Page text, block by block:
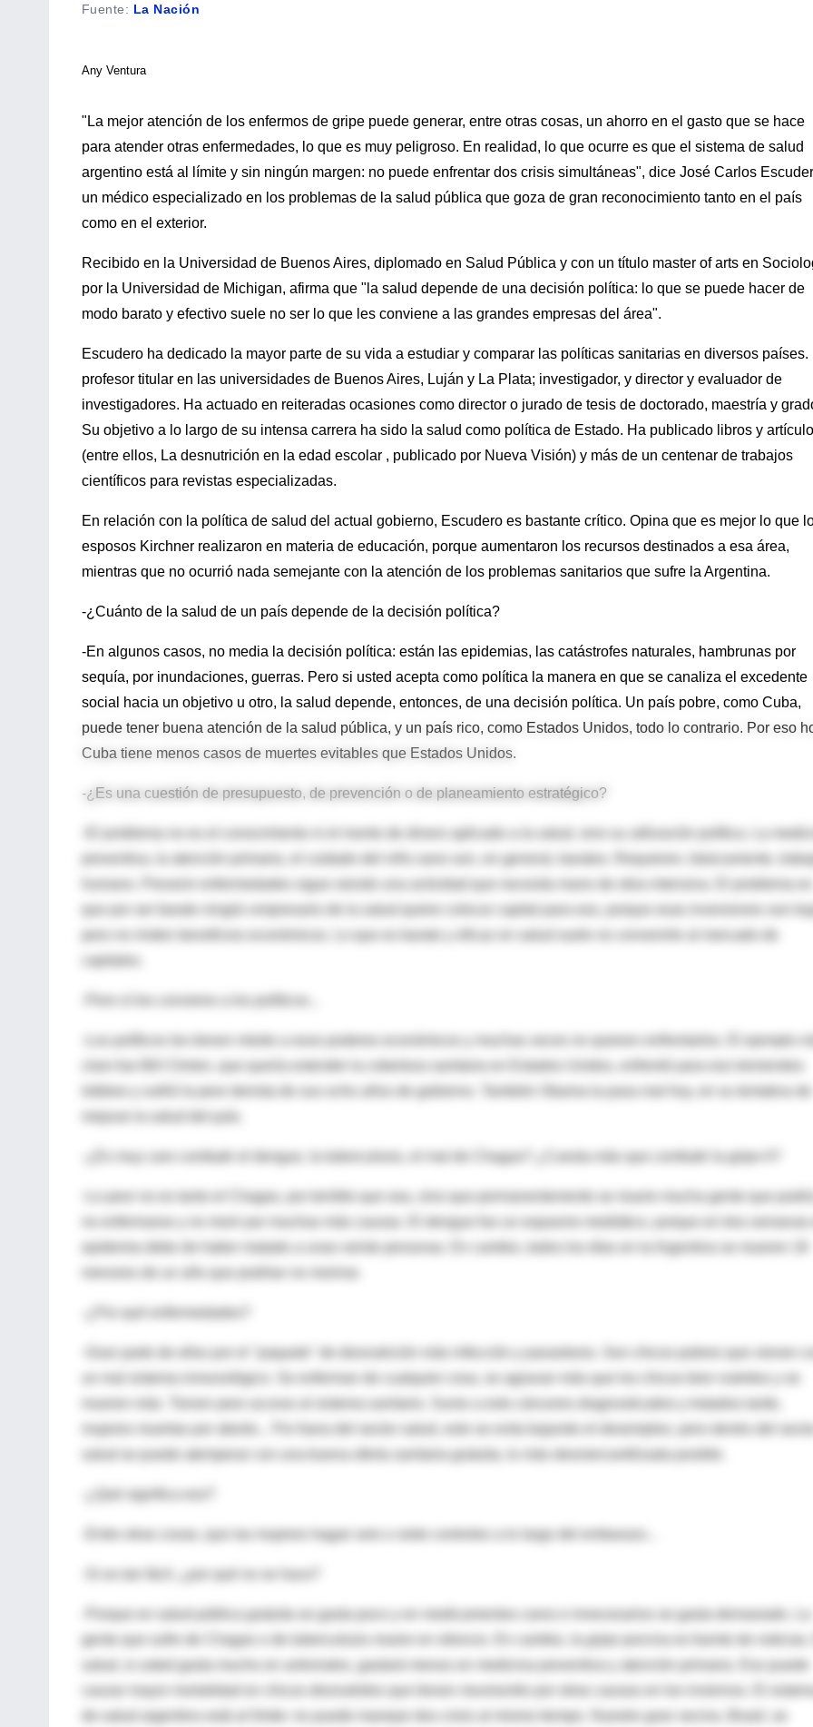
Fuente: La Nación
Any Ventura
"La mejor atención de los enfermos de gripe puede generar, entre otras cosas, un ahorro en el gasto que se hace
para atender otras enfermedades, lo que es muy peligroso. En realidad, lo que ocurre es que el sistema de salud
argentino está al límite y sin ningún margen: no puede enfrentar dos crisis simultáneas", dice José Carlos
un médico especializado en los problemas de la salud pública que goza de gran reconocimiento tanto en el país
como en el exterior.
Recibido en la Universidad de Buenos Aires, diplomado en Salud Pública y con un título master of arts en
por la Universidad de Michigan, afirma que "la salud depende de una decisión política: lo que se puede hacer de
modo barato y efectivo suele no ser lo que les conviene a las grandes empresas del área".
Escudero ha dedicado la mayor parte de su vida a estudiar y comparar las políticas sanitarias en diversos países.
profesor titular en las universidades de Buenos Aires, Luján y La Plata; investigador, y director y evaluador de
investigadores. Ha actuado en reiteradas ocasiones como director o jurado de tesis de doctorado, maestría y
Su objetivo a lo largo de su intensa carrera ha sido la salud como política de Estado. Ha publicado libros y
(entre ellos, La desnutrición en la edad escolar , publicado por Nueva Visión) y más de un centenar de trabajos
científicos para revistas especializadas.
En relación con la política de salud del actual gobierno, Escudero es bastante crítico. Opina que es mejor lo que
esposos Kirchner realizaron en materia de educación, porque aumentaron los recursos destinados a esa área,
mientras que no ocurrió nada semejante con la atención de los problemas sanitarios que sufre la Argentina.
-¿Cuánto de la salud de un país depende de la decisión política?
-En algunos casos, no media la decisión política: están las epidemias, las catástrofes naturales, hambrunas por
sequía, por inundaciones, guerras. Pero si usted acepta como política la manera en que se canaliza el excedente
social hacia un objetivo u otro, la salud depende, entonces, de una decisión política. Un país pobre, como Cuba,
puede tener buena atención de la salud pública, y un país rico, como Estados Unidos, todo lo contrario. Por eso
Cuba tiene menos casos de muertes evitables que Estados Unidos.
-¿Es una cuestión de presupuesto, de prevención o de planeamiento estratégico?
-El problema no es el conocimiento ni el monto de dinero aplicado a la salud, sino su utilización política. La
preventiva, la atención primaria, el cuidado del niño sano son, en general, baratos. Requieren, básicamente,
humano. Prevenir enfermedades sigue siendo una actividad que necesita mano de obra intensiva. El problema es
que por ser barato ningún empresario de la salud quiere colocar capital para eso, porque esas inversiones son
capitales.
lobbies y sufrió la peor derrota de sus ocho años de gobierno. También Obama la pasa mal hoy, en su tentativa de
-¿Es muy caro combatir el dengue, la tuberculosis, el mal de Chagas? ¿Cuesta más que combatir la gripe A?
-Lo peor no es tanto el Chagas, por terrible que sea, sino que permanentemente se muere mucha gente que podría
no enfermarse y no morir por muchas más causas. El dengue fue un espasmo mediático, porque en tres semanas
epidemia debe de haber matado a unas veinte personas. En cambio, todos los días en la Argentina se mueren 18
-Gran parte de ellos por el "paquete" de desnutrición más infección y parasitosis. Son chicos pobres que vienen
un mal sistema inmunológico. Se enferman de cualquier cosa, se agravan más que los chicos bien nutridos y se
mueren más. Tienen peor acceso al sistema sanitario. Sume a esto cánceres diagnosticados y tratados tarde,
salud se puede atemperar con una buena oferta sanitaria gratuita, lo más desmercantilizada posible.
-¿Qué significa eso?
-Entre otras cosas, que las mujeres hagan seis o siete controles a lo largo del embarazo...
-Porque en salud pública gratuita se gasta poco y en medicamentos caros e innecesarios se gasta demasiado. La
gente que sufre de Chagas o de tuberculosis muere en silencio. En cambio, la gripe porcina es fuente de noticias.
salud, si usted gasta mucho en antivirales, gastará menos en medicina preventiva y atención primaria. Eso puede
causar mayor mortalidad en chicos desnutridos que tienen neumonitis por otras causas en los inviernos. El sistema
de salud argentino está al límite: no puede manejar dos crisis al mismo tiempo. Nuestro gran vecino, Brasil, se